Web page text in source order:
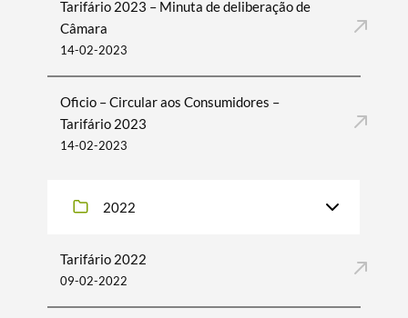
Tarifário 2023 – Minuta de deliberação de
Câmara
14-02-2023
Oficio – Circular aos Consumidores –
Tarifário 2023
14-02-2023
2022
Tarifário 2022
09-02-2022